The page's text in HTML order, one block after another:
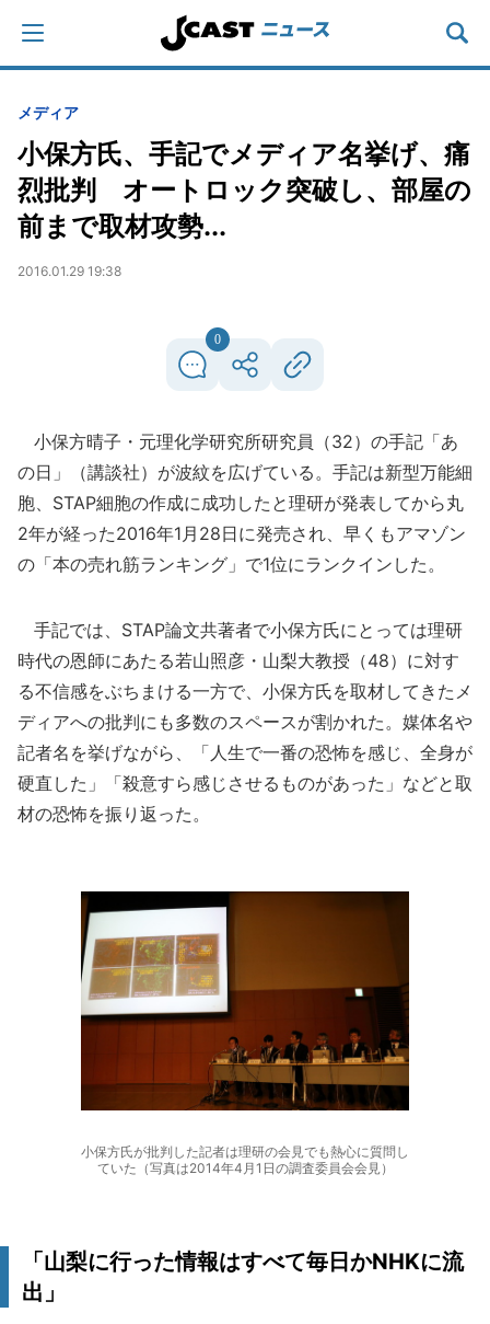
メディア
小保方氏、手記でメディア名挙げ、痛
烈批判 オートロック突破し、部屋の
前まで取材攻勢...
2016.01.29 19:38
0
小保方晴子・元理化学研究所研究員（32）の手記「あ
の日」（講談社）が波紋を広げている。手記は新型万能細
胞、STAP細胞の作成に成功したと理研が発表してから丸
2年が経った2016年1月28日に発売され、早くもアマゾン
の「本の売れ筋ランキング」で1位にランクインした。
手記では、STAP論文共著者で小保方氏にとっては理研
時代の恩師にあたる若山照彦・山梨大教授（48）に対す
る不信感をぶちまける一方で、小保方氏を取材してきたメ
ディアへの批判にも多数のスペースが割かれた。媒体名や
記者名を挙げながら、「人生で一番の恐怖を感じ、全身が
硬直した」「殺意すら感じさせるものがあった」などと取
材の恐怖を振り返った。
小保方氏が批判した記者は理研の会見でも熱心に質問し
ていた（写真は2014年4月1日の調査委員会会見）
「山梨に行った情報はすべて毎日かNHKに流
出」